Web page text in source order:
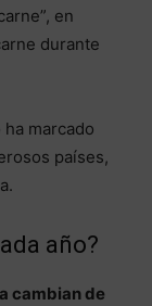
en
durante
marcado
países,
año?
cambian de